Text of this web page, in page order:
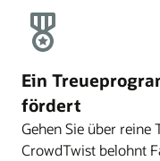
Ein
fördert
Gehen Sie über reine
CrowdTwist belohnt